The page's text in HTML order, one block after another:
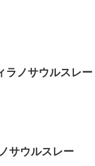
ラノサウルスレー
サウルスレー